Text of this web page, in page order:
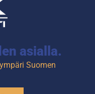
asialla.
Suomen